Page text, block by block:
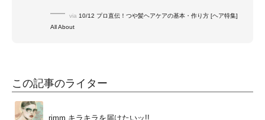
via 10/12 プロ直伝！つや髪ヘアケアの基本・作り方 [ヘア特集]
All About
この記事のライター
rimm キラキラを届けたいッ!!